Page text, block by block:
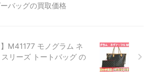
バッグの買取価格
】M41177 モノグラム ネ
リーズ トートバッグ の